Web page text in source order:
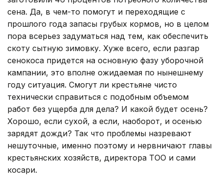
сена. Да, в чем-то помогут и переходящие с
прошлого года запасы грубых кормов, но в целом
пора всерьез задуматься над тем, как обеспечить
скоту сытную зимовку. Хуже всего, если разгар
сенокоса придется на основную фазу уборочной
кампании, это вполне ожидаемая по нынешнему
году ситуация. Смогут ли крестьяне чисто
технически справиться с подобным объемом
работ без ущерба для дела? И какой будет осень?
Хорошо, если сухой, а если, наоборот, и осенью
зарядят дожди? Так что проблемы назревают
нешуточные, именно поэтому и нервничают главы
кре­стьянских хозяйств, директора ТОО и сами
косари.